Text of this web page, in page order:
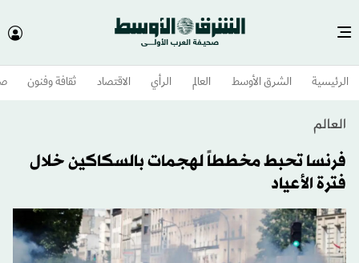
الرئيسية الشرق الأوسط​ العالم الرأي الاقتصاد ثقافة وفنون
العالم
فرنسا تحبط مخططاً لهجمات بالسكاكين خلال
فترة الأعياد